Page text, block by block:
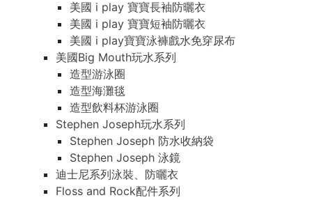
美國 i play 寶寶長袖防曬衣
美國 i play 寶寶短袖防曬衣
美國 i play寶寶泳褲戲水免穿尿布
美國Big Mouth玩水系列
造型游泳圈
造型海灘毯
造型飲料杯游泳圈
Stephen Joseph玩水系列
Stephen Joseph 防水收納袋
Stephen Joseph 泳鏡
迪士尼系列泳裝、防曬衣
Floss and Rock配件系列